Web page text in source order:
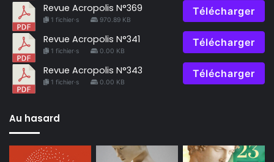
Revue Acropolis N°369
1 fichier·s 970.89 KB
Télécharger
Revue Acropolis N°341
1 fichier·s 0.00 KB
Télécharger
Revue Acropolis N°343
1 fichier·s 0.00 KB
Télécharger
Au hasard